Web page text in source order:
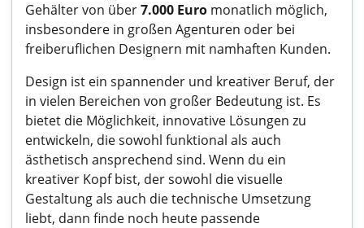
Gehälter von über7.000 Euro monatlich möglich,
insbesondere in großen Agenturen oder bei
freiberuflichen Designern mit namhaften Kunden.
Design ist ein spannender und kreativer Beruf, der
in vielen Bereichen von großer Bedeutung ist. Es
bietet die Möglichkeit, innovative Lösungen zu
entwickeln, die sowohl funktional als auch
ästhetisch ansprechend sind. Wenn du ein
kreativer Kopf bist, der sowohl die visuelle
Gestaltung als auch die technische Umsetzung
liebt, dann finde noch heute passende